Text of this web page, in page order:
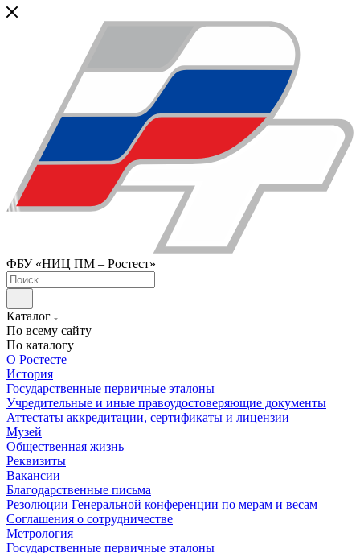
ФБУ «НИЦ ПМ – Ростест»
Каталог
По всему сайту
По каталогу
О Ростесте
История
Государственные первичные эталоны
Учредительные и иные правоудостоверяющие документы
Аттестаты аккредитации, сертификаты и лицензии
Музей
Общественная жизнь
Реквизиты
Вакансии
Благодарственные письма
Резолюции Генеральной конференции по мерам и весам
Соглашения о сотрудничестве
Метрология
Государственные первичные эталоны